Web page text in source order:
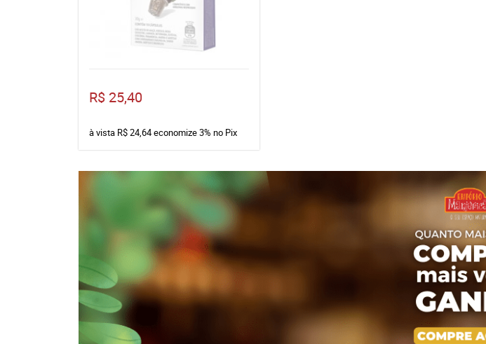
R$ 25,40
à vista R$ 24,64economize3% no Pix